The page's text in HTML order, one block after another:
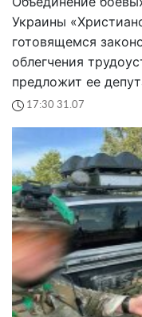
Украины
готовящемся
облегчения
предложит ее
17:30 31.07